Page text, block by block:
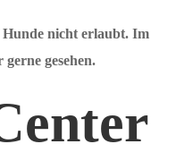
nicht erlaubt. Im
gesehen.